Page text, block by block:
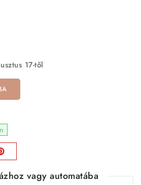
17-től
vagy automatába